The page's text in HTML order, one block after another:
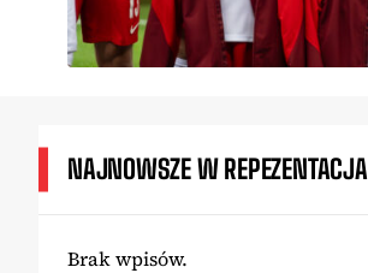
NAJNOWSZE W REPEZENTACJA
Brak wpisów.